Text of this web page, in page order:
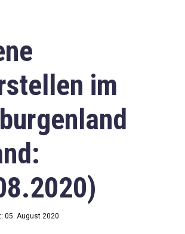
im
05. August 2020